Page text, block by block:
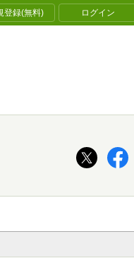
登録(無料) ログイン